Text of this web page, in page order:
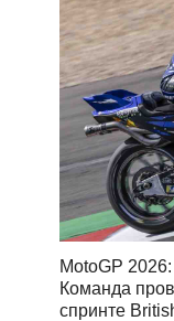
MotoGP
Команда
спринте